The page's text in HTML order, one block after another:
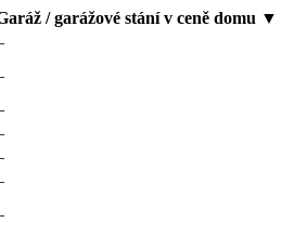
/ garážové stání v ceně domu ▼